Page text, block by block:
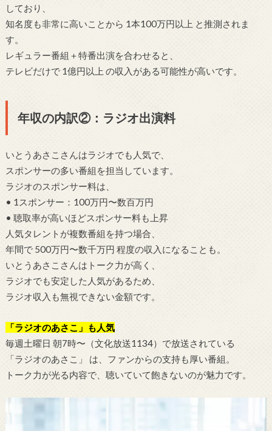
しており、
知名度も非常に高いことから 1本100万円以上 と推測されま
す。
レギュラー番組＋特番出演を合わせると、
テレビだけで 1億円以上 の収入がある可能性が高いです。
年収の内訳②：ラジオ出演料
いとうあさこさんはラジオでも人気で、
スポンサーの多い番組を担当しています。
ラジオのスポンサー料は、
• 1スポンサー：100万円〜数百万円
• 聴取率が高いほどスポンサー料も上昇
人気タレントが複数番組を持つ場合、
年間で 500万円〜数千万円 程度の収入になることも。
いとうあさこさんはトーク力が高く、
ラジオでも安定した人気があるため、
ラジオ収入も無視できない金額です。
「ラジオのあさこ」も人気
毎週土曜日 朝7時〜（文化放送1134）で放送されている
「ラジオのあさこ」 は、ファンからの支持も厚い番組。
トーク力が光る内容で、聴いていて飽きないのが魅力です。